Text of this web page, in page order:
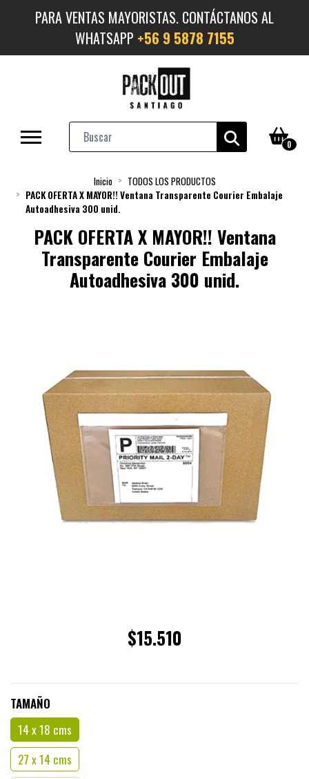
PARA VENTAS MAYORISTAS. CONTÁCTANOS AL
WHATSAPP +56 9 5878 7155
0
Inicio
TODOS LOS PRODUCTOS
PACK OFERTA X MAYOR!! Ventana Transparente Courier Embalaje
Autoadhesiva 300 unid.
PACK OFERTA X MAYOR!! Ventana
Transparente Courier Embalaje
Autoadhesiva 300 unid.
$15.510
TAMAÑO
14 x 18 cms
27 x 14 cms